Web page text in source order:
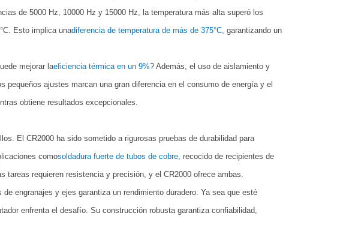
de 5000 Hz, 10000 Hz y 15000 Hz, la temperatura más alta superó los
Esto implica unadiferencia de temperatura de más de 375°C, garantizando un
mejorar laeficiencia térmica en un 9%? Además, el uso de aislamiento y
ajustes marcan una gran diferencia en el consumo de energía y el
obtiene resultados excepcionales.
El CR2000 ha sido sometido a rigurosas pruebas de durabilidad para
comosoldadura fuerte de tubos de cobre, recocido de recipientes de
requieren resistencia y precisión, y el CR2000 ofrece ambas.
engranajes y ejes garantiza un rendimiento duradero. Ya sea que esté
enfrenta el desafío. Su construcción robusta garantiza confiabilidad,